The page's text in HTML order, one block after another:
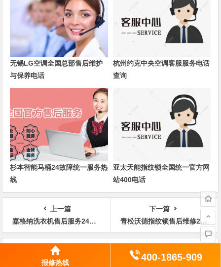
无锡LG空调全国总部售后维护
与保养电话
杭州约克中央空调客服服务电话
查询
杉本智能马桶24故障统一服务热
线
亚太天能指纹锁全国统一官方网
站400电话
上一篇
嘉格纳洗衣机售后服务24小时电话维修服务
下一篇
青松沃德指纹锁售后维修24小时上门服务
文
报修热线 400-1865-909